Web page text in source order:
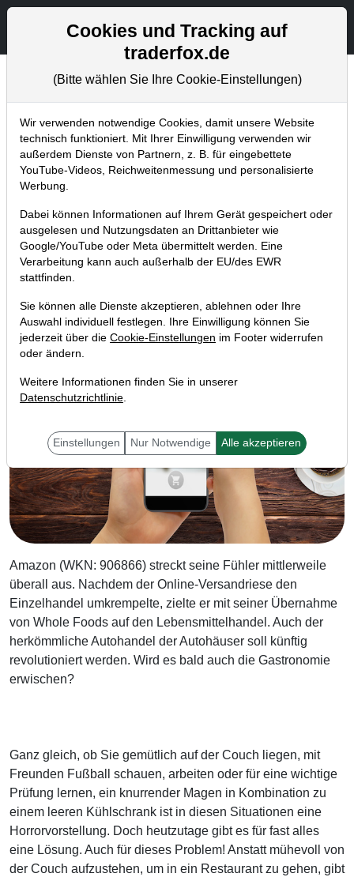
Aktien- und Artikelsuche
Chartanalysen
Home Blog Chartanalysen
Chartanalyse Amazon:
erwischt es jetzt die
Gastronomie?
19.07.2017 um 10:39 Uhr | P. Uhlschmied
Amazon (WKN: 906866) streckt seine Fühler mittlerweile
überall aus. Nachdem der Online-Versandriese den
Einzelhandel umkrempelte, zielte er mit seiner Übernahme
von Whole Foods auf den Lebensmittelhandel. Auch der
herkömmliche Autohandel der Autohäuser soll künftig
revolutioniert werden. Wird es bald auch die Gastronomie
erwischen?
Ganz gleich, ob Sie gemütlich auf der Couch liegen, mit
Freunden Fußball schauen, arbeiten oder für eine wichtige
Prüfung lernen, ein knurrender Magen in Kombination zu
einem leeren Kühlschrank ist in diesen Situationen eine
Horrorvorstellung. Doch heutzutage gibt es für fast alles
eine Lösung. Auch für dieses Problem! Anstatt mühevoll von
der Couch aufzustehen, um in ein Restaurant zu gehen, gibt
Cookies und Tracking auf
traderfox.de
(Bitte wählen Sie Ihre Cookie-Einstellungen)
Wir verwenden notwendige Cookies, damit unsere Website
technisch funktioniert. Mit Ihrer Einwilligung verwenden wir
außerdem Dienste von Partnern, z. B. für eingebettete
YouTube-Videos, Reichweitenmessung und personalisierte
Werbung.
Dabei können Informationen auf Ihrem Gerät gespeichert oder
ausgelesen und Nutzungsdaten an Drittanbieter wie
Google/YouTube oder Meta übermittelt werden. Eine
Verarbeitung kann auch außerhalb der EU/des EWR
stattfinden.
Sie können alle Dienste akzeptieren, ablehnen oder Ihre
Auswahl individuell festlegen. Ihre Einwilligung können Sie
jederzeit über die Cookie-Einstellungen im Footer widerrufen
oder ändern.
Weitere Informationen finden Sie in unserer
Datenschutzrichtlinie.
Einstellungen Nur Notwendige Alle akzeptieren